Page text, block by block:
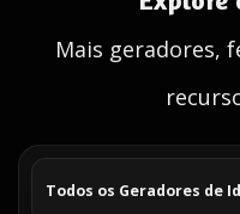
Mais geradores,
Todos os Geradores de